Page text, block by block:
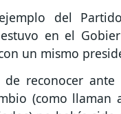
del
en el
un mismo
de reconocer
(como llaman